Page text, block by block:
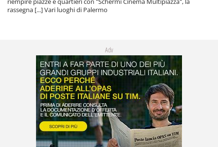
riempire piazze e quartieri con "Schermi Cinema Multipiazza", la
rassegna [...] Vari luoghi di Palermo
Adv